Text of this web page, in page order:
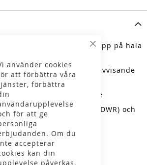
Stäng
använder cookies
att förbättra våra
förbättra
för att ge
Om du
accepterar
kan din
påverkas.
Wic, ger utmärkt grepp på hala
i hållbart och vattenavvisande
fleece för extra värme
behandling (DWR) och
läst för bättre komfort
för kalla och blöta